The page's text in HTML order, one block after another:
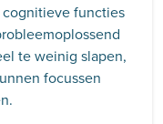
functies
te weinig slapen,
focussen